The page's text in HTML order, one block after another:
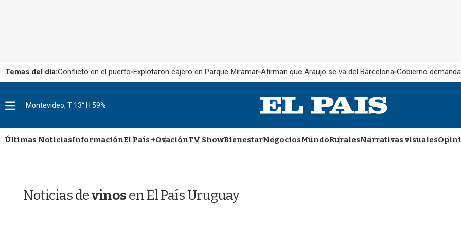
Temas del día:Conflicto en el puerto Explotaron cajero en Parque Miramar Afirman que Araujo se va del Barcelona Gobierno
M
u
Montevideo, T 13° H 59%
Últimas NoticiasInformaciónEl País +OvaciónTV ShowBienestarNegociosMundoRuralesNarrativas visuales
Noticias devinosen El País Uruguay